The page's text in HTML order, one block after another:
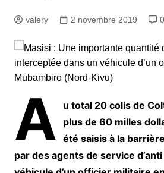
valery 2 novembre 2019 0
A
u total 20 colis de
plus de 60 milles
été saisis à la
par des agents de service